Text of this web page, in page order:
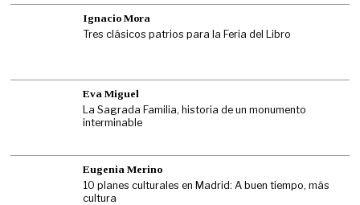
Ignacio Mora
Tres clásicos patrios para la Feria del Libro
Eva Miguel
La Sagrada Familia, historia de un monumento
interminable
Eugenia Merino
10 planes culturales en Madrid: A buen tiempo, más
cultura